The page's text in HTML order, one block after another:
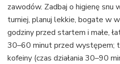
zawodów. Zadbaj o higienę snu
turniej, planuj lekkie, bogate w
godziny przed startem i małe,
30–60 minut przed występem;
kofeiny (czas działania 30–90